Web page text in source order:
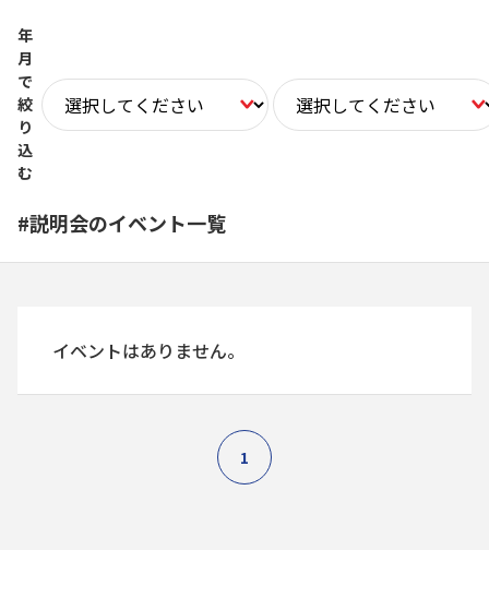
年
月
で
絞
り
込
む
#説明会のイベント一覧
イベントはありません。
1